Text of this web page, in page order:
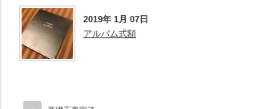
2019年 1月 07日
アルバム式額